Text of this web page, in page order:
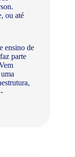
ou até
ensino de
parte